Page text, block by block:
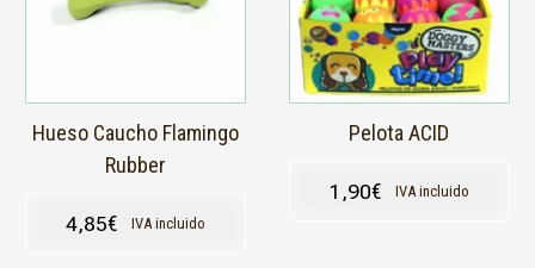
Hueso Caucho Flamingo
Rubber
4,85€ IVA incluido
Pelota ACID
1,90€ IVA incluido